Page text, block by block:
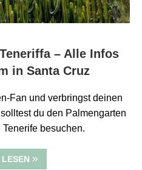
– Alle Infos
in Santa Cruz
Fan und verbringst deinen
du den Palmengarten
besuchen.